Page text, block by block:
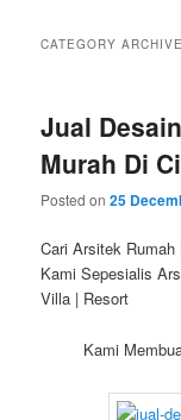
content
content
CATEGORY
Jual
Murah Di
Posted on25
Cari Arsitek
Kami Sepesialis
Villa | Resort
Kami